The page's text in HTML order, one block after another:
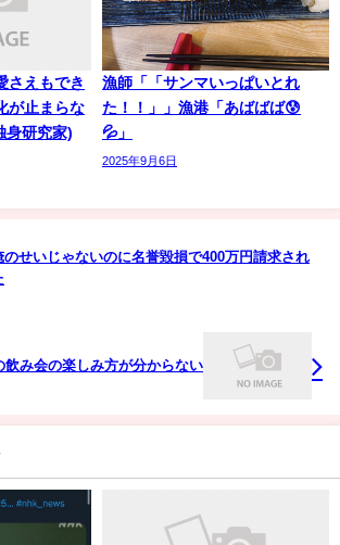
さえもでき
が止まらな
研究家)
漁師「「サンマいっぱいとれ
た！！」」漁港「あばばば😰
💦」
2025年9月6日
のせいじゃないのに名誉毀損で400万円請求され
飲み会の楽しみ方が分からない